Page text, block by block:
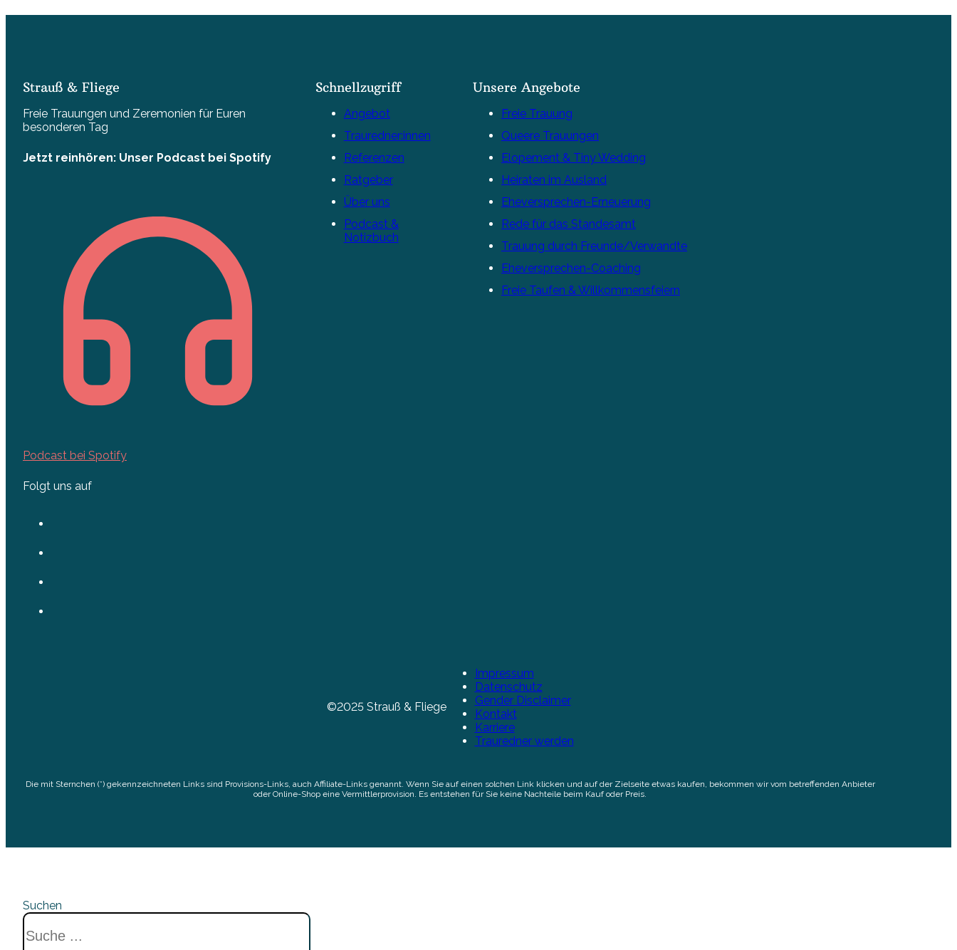
Strauß & Fliege
Freie Trauungen und Zeremonien für Euren
besonderen Tag
Jetzt reinhören: Unser Podcast bei Spotify
Podcast bei Spotify
Folgt uns auf
Schnellzugriff
Angebot
Trauredner:innen
Referenzen
Ratgeber
Über uns
Podcast &
Notizbuch
Unsere Angebote
Freie Trauung
Queere Trauungen
Elopement & Tiny Wedding
Heiraten im Ausland
Eheversprechen-Erneuerung
Rede für das Standesamt
Trauung durch Freunde/Verwandte
Eheversprechen-Coaching
Freie Taufen & Willkommensfeiern
©2025 Strauß & Fliege
Impressum
Datenschutz
Gender Disclaimer
Kontakt
Karriere
Trauredner werden
Die mit Sternchen (*) gekennzeichneten Links sind Provisions-Links, auch Affiliate-Links genannt. Wenn Sie auf einen solchen Link klicken und auf der Zielseite etwas kaufen, bekommen wir vom betreffenden Anbieter
oder Online-Shop eine Vermittlerprovision. Es entstehen für Sie keine Nachteile beim Kauf oder Preis.
Suchen